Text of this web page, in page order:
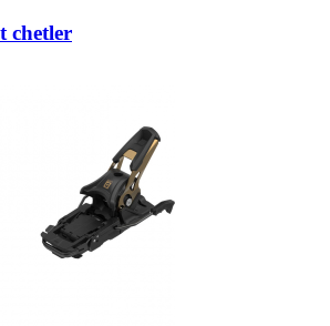
chetler